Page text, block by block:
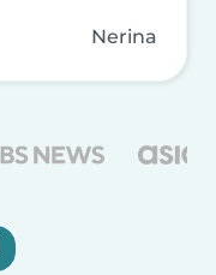
Nerina